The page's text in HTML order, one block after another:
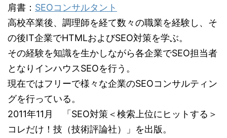
肩書： SEOコンサルタント
高校卒業後、調理師を経て数々の職業を経験し、そ
の後IT企業でHTMLおよびSEO対策を学ぶ。
その経験を知識を生かしながら各企業でSEO担当者
となりインハウスSEOを行う。
現在ではフリーで様々な企業のSEOコンサルティン
グを行っている。
2011年11月 「SEO対策＜検索上位にヒットする＞
コレだけ！技（技術評論社）」を出版。